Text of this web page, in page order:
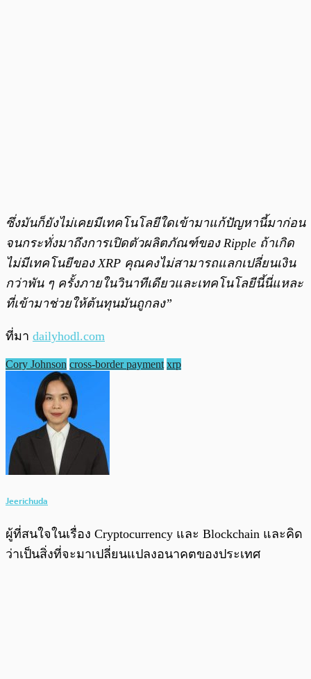
ซึ่งมันก็ยังไม่เคยมีเทคโนโลยีใดเข้ามาแก้ปัญหานี้มาก่อน
จนกระทั่งมาถึงการเปิดตัวผลิตภัณฑ์ของ Ripple ถ้าเกิด
ไม่มีเทคโนยีของ XRP คุณคงไม่สามารถแลกเปลี่ยนเงิน
กว่าพัน ๆ ครั้งภายในวินาทีเดียวและเทคโนโลยีนี้นี่แหละ
ที่เข้ามาช่วยให้ต้นทุนมันถูกลง”
ที่มา dailyhodl.com
Cory Johnson cross-border payment xrp
Jeerichuda
ผู้ที่สนใจในเรื่อง Cryptocurrency และ Blockchain และคิด
ว่าเป็นสิ่งที่จะมาเปลี่ยนแปลงอนาคตของประเทศ